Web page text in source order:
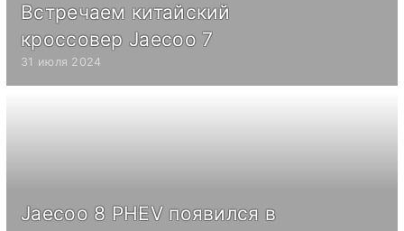
Встречаем китайский
кроссовер Jaecoo 7
31 июля 2024
Jaecoo 8 PHEV появился в